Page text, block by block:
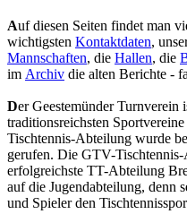
Auf diesen Seiten findet man
wichtigsten Kontaktdaten,
Mannschaften, die Hallen, die
im Archiv die alten Berichte -
Der Geestemünder Turnverein
traditionsreichsten
Tischtennis-Abteilung wurde
gerufen. Die GTV-
erfolgreichste TT-Abteilung
auf die Jugendabteilung, denn
und Spieler den